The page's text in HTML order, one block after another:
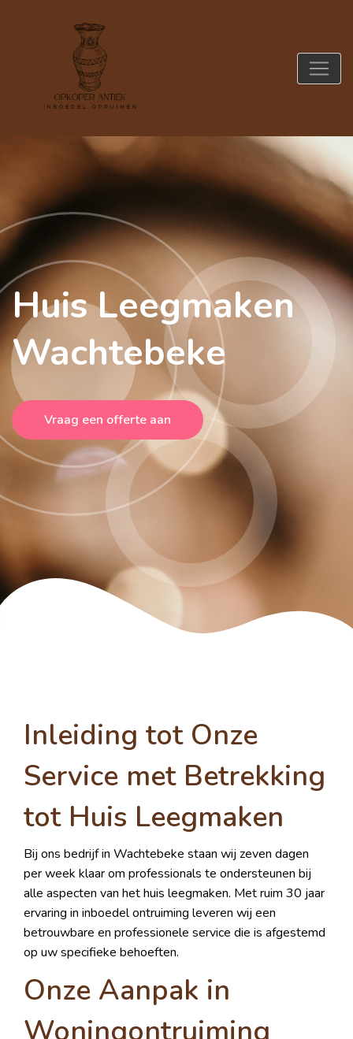
Huis Leegmaken
Wachtebeke
Vraag een offerte aan
Inleiding tot Onze
Service met Betrekking
tot Huis Leegmaken
Bij ons bedrijf in Wachtebeke staan wij zeven dagen
per week klaar om professionals te ondersteunen bij
alle aspecten van het huis leegmaken. Met ruim 30 jaar
ervaring in inboedel ontruiming leveren wij een
betrouwbare en professionele service die is afgestemd
op uw specifieke behoeften.
Onze Aanpak in